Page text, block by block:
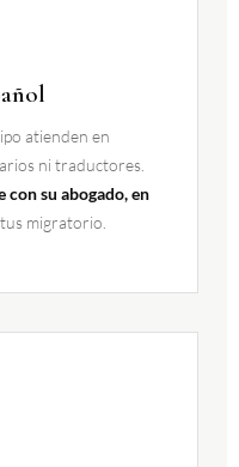
atienden en
ni traductores.
su abogado, en
migratorio.